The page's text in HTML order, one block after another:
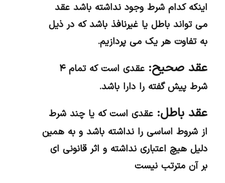
اینکه کدام شرط وجود نداشته باشد عقد
می تواند باطل یا غیرنافذ باشد که در ذیل
به تفاوت هر یک می پردازیم.
عقد صحیح:
عقدی است که تمام ۴
شرط پیش گفته را دارا باشد.
عقد باطل: عقدی است که یا چند شرط
از شروط اساسی را نداشته باشد و به همین
دلیل هیچ اعتباری نداشته و اثر قانونی ای
بر آن مترتب نیست